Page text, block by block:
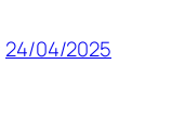
24/04/2025